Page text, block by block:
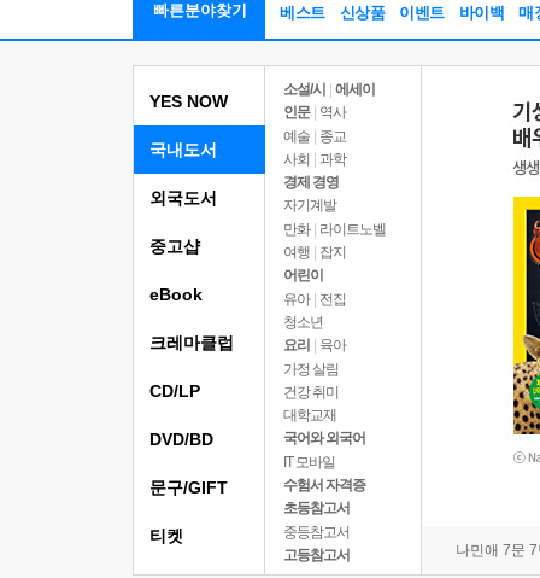
빠른분야찾기 베스트 신상품 이벤트 바이백 매
YES NOW
국내도서
소설/시
에세이
인문
역사
예술 | 종교
사회 | 과학
경제 경영
자기계발
만화 | 라이트노벨
여행
잡지
어린이
유아 | 전집
청소년
요리
육아
가정 살림
건강 취미
대학교재
국어와 외국어
IT 모바일
수험서 자격증
초등참고서
중등참고서
고등참고서
나민애 7문
외국도서
중고샵
eBook
크레마클럽
CD/LP
DVD/BD
문구/GIFT
티켓